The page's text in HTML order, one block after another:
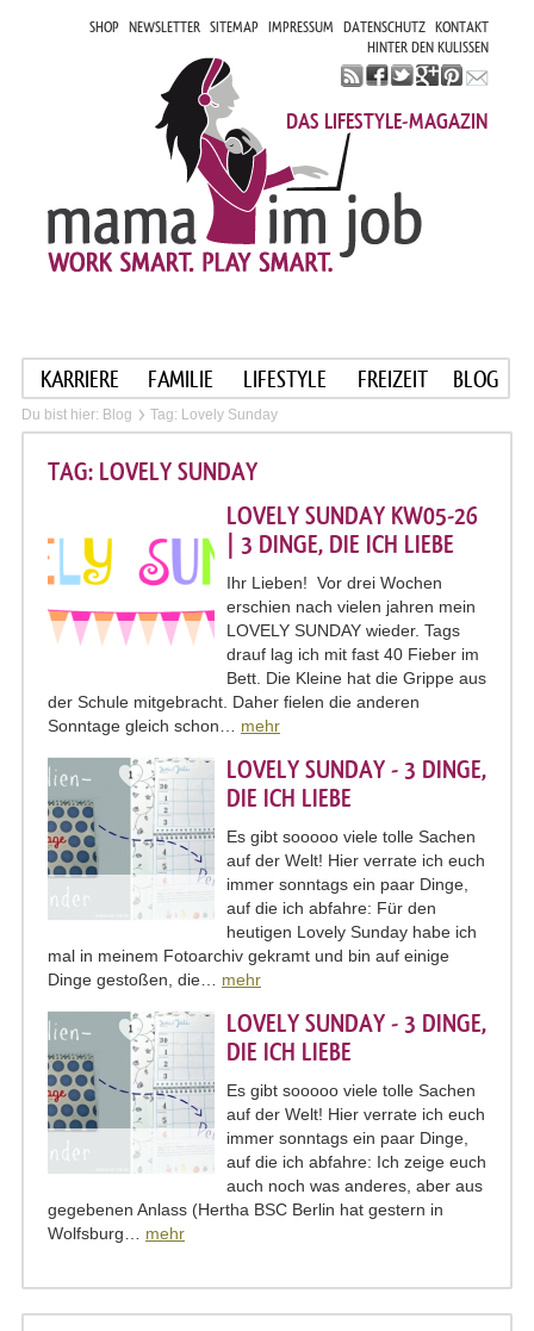
SHOP NEWSLETTER SITEMAP IMPRESSUM DATENSCHUTZ KONTAKT
HINTER DEN KULISSEN
DAS LIFESTYLE-MAGAZIN
KARRIERE FAMILIE LIFESTYLE FREIZEIT BLOG
Du bist hier: Blog Tag: Lovely Sunday
TAG: LOVELY SUNDAY
LOVELY SUNDAY KW05-26
| 3 DINGE, DIE ICH LIEBE
Ihr Lieben! Vor drei Wochen
erschien nach vielen jahren mein
LOVELY SUNDAY wieder. Tags
drauf lag ich mit fast 40 Fieber im
Bett. Die Kleine hat die Grippe aus
der Schule mitgebracht. Daher fielen die anderen
Sonntage gleich schon… mehr
LOVELY SUNDAY - 3 DINGE,
DIE ICH LIEBE
Es gibt sooooo viele tolle Sachen
auf der Welt! Hier verrate ich euch
immer sonntags ein paar Dinge,
auf die ich abfahre: Für den
heutigen Lovely Sunday habe ich
mal in meinem Fotoarchiv gekramt und bin auf einige
Dinge gestoßen, die… mehr
LOVELY SUNDAY - 3 DINGE,
DIE ICH LIEBE
Es gibt sooooo viele tolle Sachen
auf der Welt! Hier verrate ich euch
immer sonntags ein paar Dinge,
auf die ich abfahre: Ich zeige euch
auch noch was anderes, aber aus
gegebenen Anlass (Hertha BSC Berlin hat gestern in
Wolfsburg… mehr